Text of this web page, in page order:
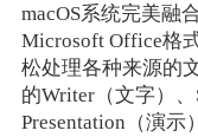
macOS系统完美融
Microsoft Office格
松处理各种来源的
的Writer（文字）、
Presentation（演示